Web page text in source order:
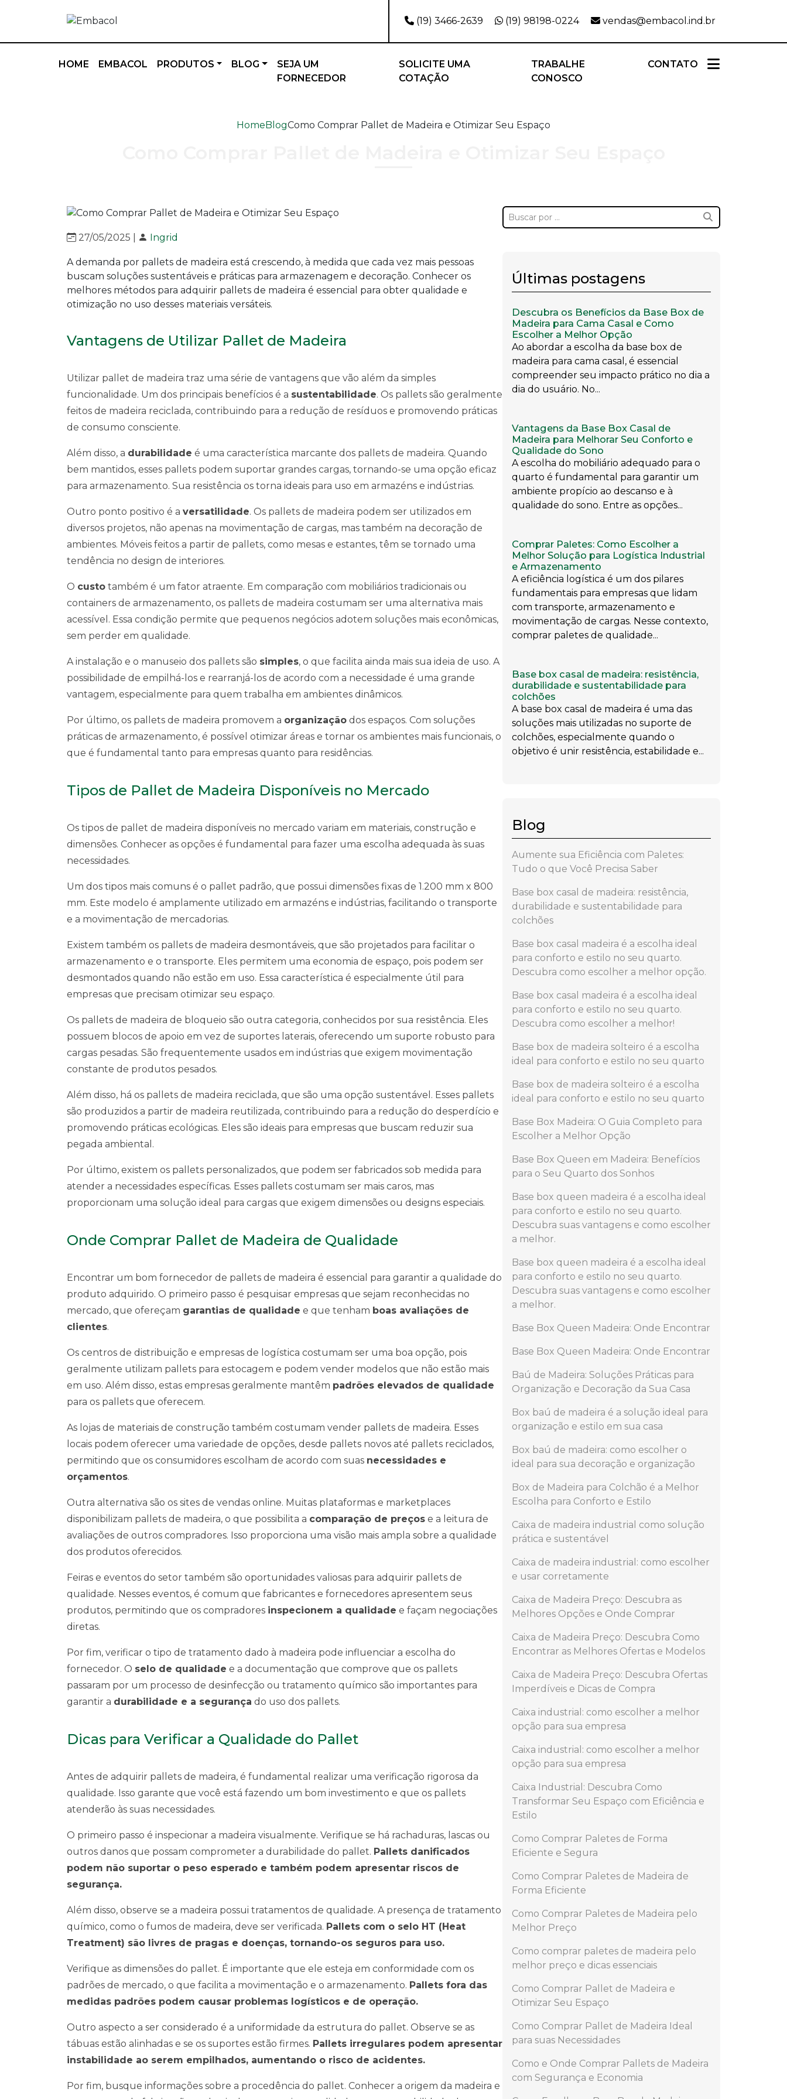
(19) 3466-2639 (19) 98198-0224 vendas@embacol.ind.br
HOME EMBACOL PRODUTOS BLOG
SEJA UM
FORNECEDOR
SOLICITE UMA
COTAÇÃO
TRABALHE
CONOSCO
CONTATO
HomeBlogComo Comprar Pallet de Madeira e Otimizar Seu Espaço
27/05/2025 | Ingrid
A demanda por pallets de madeira está crescendo, à medida que cada vez mais pessoas
buscam soluções sustentáveis e práticas para armazenagem e decoração. Conhecer os
melhores métodos para adquirir pallets de madeira é essencial para obter qualidade e
otimização no uso desses materiais versáteis.
Vantagens de Utilizar Pallet de Madeira
Utilizar pallet de madeira traz uma série de vantagens que vão além da simples
funcionalidade. Um dos principais benefícios é a sustentabilidade. Os pallets são geralmente
feitos de madeira reciclada, contribuindo para a redução de resíduos e promovendo práticas
de consumo consciente.
Além disso, a durabilidade é uma característica marcante dos pallets de madeira. Quando
bem mantidos, esses pallets podem suportar grandes cargas, tornando-se uma opção eficaz
para armazenamento. Sua resistência os torna ideais para uso em armazéns e indústrias.
Outro ponto positivo é a versatilidade. Os pallets de madeira podem ser utilizados em
diversos projetos, não apenas na movimentação de cargas, mas também na decoração de
ambientes. Móveis feitos a partir de pallets, como mesas e estantes, têm se tornado uma
tendência no design de interiores.
O custo também é um fator atraente. Em comparação com mobiliários tradicionais ou
containers de armazenamento, os pallets de madeira costumam ser uma alternativa mais
acessível. Essa condição permite que pequenos negócios adotem soluções mais econômicas,
sem perder em qualidade.
A instalação e o manuseio dos pallets são simples, o que facilita ainda mais sua ideia de uso. A
possibilidade de empilhá-los e rearranjá-los de acordo com a necessidade é uma grande
vantagem, especialmente para quem trabalha em ambientes dinâmicos.
Por último, os pallets de madeira promovem a organização dos espaços. Com soluções
práticas de armazenamento, é possível otimizar áreas e tornar os ambientes mais funcionais, o
que é fundamental tanto para empresas quanto para residências.
Tipos de Pallet de Madeira Disponíveis no Mercado
Os tipos de pallet de madeira disponíveis no mercado variam em materiais, construção e
dimensões. Conhecer as opções é fundamental para fazer uma escolha adequada às suas
necessidades.
Um dos tipos mais comuns é o pallet padrão, que possui dimensões fixas de 1.200 mm x 800
mm. Este modelo é amplamente utilizado em armazéns e indústrias, facilitando o transporte
e a movimentação de mercadorias.
Existem também os pallets de madeira desmontáveis, que são projetados para facilitar o
armazenamento e o transporte. Eles permitem uma economia de espaço, pois podem ser
desmontados quando não estão em uso. Essa característica é especialmente útil para
empresas que precisam otimizar seu espaço.
Os pallets de madeira de bloqueio são outra categoria, conhecidos por sua resistência. Eles
possuem blocos de apoio em vez de suportes laterais, oferecendo um suporte robusto para
cargas pesadas. São frequentemente usados em indústrias que exigem movimentação
constante de produtos pesados.
Além disso, há os pallets de madeira reciclada, que são uma opção sustentável. Esses pallets
são produzidos a partir de madeira reutilizada, contribuindo para a redução do desperdício e
promovendo práticas ecológicas. Eles são ideais para empresas que buscam reduzir sua
pegada ambiental.
Por último, existem os pallets personalizados, que podem ser fabricados sob medida para
atender a necessidades específicas. Esses pallets costumam ser mais caros, mas
proporcionam uma solução ideal para cargas que exigem dimensões ou designs especiais.
Onde Comprar Pallet de Madeira de Qualidade
Encontrar um bom fornecedor de pallets de madeira é essencial para garantir a qualidade do
produto adquirido. O primeiro passo é pesquisar empresas que sejam reconhecidas no
mercado, que ofereçam garantias de qualidade e que tenham boas avaliações de
clientes.
Os centros de distribuição e empresas de logística costumam ser uma boa opção, pois
geralmente utilizam pallets para estocagem e podem vender modelos que não estão mais
em uso. Além disso, estas empresas geralmente mantêm padrões elevados de qualidade
para os pallets que oferecem.
As lojas de materiais de construção também costumam vender pallets de madeira. Esses
locais podem oferecer uma variedade de opções, desde pallets novos até pallets reciclados,
permitindo que os consumidores escolham de acordo com suas necessidades e
orçamentos.
Outra alternativa são os sites de vendas online. Muitas plataformas e marketplaces
disponibilizam pallets de madeira, o que possibilita a comparação de preços e a leitura de
avaliações de outros compradores. Isso proporciona uma visão mais ampla sobre a qualidade
dos produtos oferecidos.
Feiras e eventos do setor também são oportunidades valiosas para adquirir pallets de
qualidade. Nesses eventos, é comum que fabricantes e fornecedores apresentem seus
produtos, permitindo que os compradores inspecionem a qualidade e façam negociações
diretas.
Por fim, verificar o tipo de tratamento dado à madeira pode influenciar a escolha do
fornecedor. O selo de qualidade e a documentação que comprove que os pallets
passaram por um processo de desinfecção ou tratamento químico são importantes para
garantir a durabilidade e a segurança do uso dos pallets.
Dicas para Verificar a Qualidade do Pallet
Antes de adquirir pallets de madeira, é fundamental realizar uma verificação rigorosa da
qualidade. Isso garante que você está fazendo um bom investimento e que os pallets
atenderão às suas necessidades.
O primeiro passo é inspecionar a madeira visualmente. Verifique se há rachaduras, lascas ou
outros danos que possam comprometer a durabilidade do pallet. Pallets danificados
podem não suportar o peso esperado e também podem apresentar riscos de
segurança.
Além disso, observe se a madeira possui tratamentos de qualidade. A presença de tratamento
químico, como o fumos de madeira, deve ser verificada. Pallets com o selo HT (Heat
Treatment) são livres de pragas e doenças, tornando-os seguros para uso.
Verifique as dimensões do pallet. É importante que ele esteja em conformidade com os
padrões de mercado, o que facilita a movimentação e o armazenamento. Pallets fora das
medidas padrões podem causar problemas logísticos e de operação.
Outro aspecto a ser considerado é a uniformidade da estrutura do pallet. Observe se as
tábuas estão alinhadas e se os suportes estão firmes. Pallets irregulares podem apresentar
instabilidade ao serem empilhados, aumentando o risco de acidentes.
Por fim, busque informações sobre a procedência do pallet. Conhecer a origem da madeira e
Últimas postagens
Descubra os Benefícios da Base Box de
Madeira para Cama Casal e Como
Escolher a Melhor Opção
Ao abordar a escolha da base box de
madeira para cama casal, é essencial
compreender seu impacto prático no dia a
dia do usuário. No...
Vantagens da Base Box Casal de
Madeira para Melhorar Seu Conforto e
Qualidade do Sono
A escolha do mobiliário adequado para o
quarto é fundamental para garantir um
ambiente propício ao descanso e à
qualidade do sono. Entre as opções...
Comprar Paletes: Como Escolher a
Melhor Solução para Logística Industrial
e Armazenamento
A eficiência logística é um dos pilares
fundamentais para empresas que lidam
com transporte, armazenamento e
movimentação de cargas. Nesse contexto,
comprar paletes de qualidade...
Base box casal de madeira: resistência,
durabilidade e sustentabilidade para
colchões
A base box casal de madeira é uma das
soluções mais utilizadas no suporte de
colchões, especialmente quando o
objetivo é unir resistência, estabilidade e...
Blog
Aumente sua Eficiência com Paletes:
Tudo o que Você Precisa Saber
Base box casal de madeira: resistência,
durabilidade e sustentabilidade para
colchões
Base box casal madeira é a escolha ideal
para conforto e estilo no seu quarto.
Descubra como escolher a melhor opção.
Base box casal madeira é a escolha ideal
para conforto e estilo no seu quarto.
Descubra como escolher a melhor!
Base box de madeira solteiro é a escolha
ideal para conforto e estilo no seu quarto
Base box de madeira solteiro é a escolha
ideal para conforto e estilo no seu quarto
Base Box Madeira: O Guia Completo para
Escolher a Melhor Opção
Base Box Queen em Madeira: Benefícios
para o Seu Quarto dos Sonhos
Base box queen madeira é a escolha ideal
para conforto e estilo no seu quarto.
Descubra suas vantagens e como escolher
a melhor.
Base box queen madeira é a escolha ideal
para conforto e estilo no seu quarto.
Descubra suas vantagens e como escolher
a melhor.
Base Box Queen Madeira: Onde Encontrar
Base Box Queen Madeira: Onde Encontrar
Baú de Madeira: Soluções Práticas para
Organização e Decoração da Sua Casa
Box baú de madeira é a solução ideal para
organização e estilo em sua casa
Box baú de madeira: como escolher o
ideal para sua decoração e organização
Box de Madeira para Colchão é a Melhor
Escolha para Conforto e Estilo
Caixa de madeira industrial como solução
prática e sustentável
Caixa de madeira industrial: como escolher
e usar corretamente
Caixa de Madeira Preço: Descubra as
Melhores Opções e Onde Comprar
Caixa de Madeira Preço: Descubra Como
Encontrar as Melhores Ofertas e Modelos
Caixa de Madeira Preço: Descubra Ofertas
Imperdíveis e Dicas de Compra
Caixa industrial: como escolher a melhor
opção para sua empresa
Caixa industrial: como escolher a melhor
opção para sua empresa
Caixa Industrial: Descubra Como
Transformar Seu Espaço com Eficiência e
Estilo
Como Comprar Paletes de Forma
Eficiente e Segura
Como Comprar Paletes de Madeira de
Forma Eficiente
Como Comprar Paletes de Madeira pelo
Melhor Preço
Como comprar paletes de madeira pelo
melhor preço e dicas essenciais
Como Comprar Pallet de Madeira e
Otimizar Seu Espaço
Como Comprar Pallet de Madeira Ideal
para suas Necessidades
Como e Onde Comprar Pallets de Madeira
com Segurança e Economia